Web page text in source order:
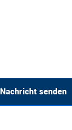
Nachricht senden